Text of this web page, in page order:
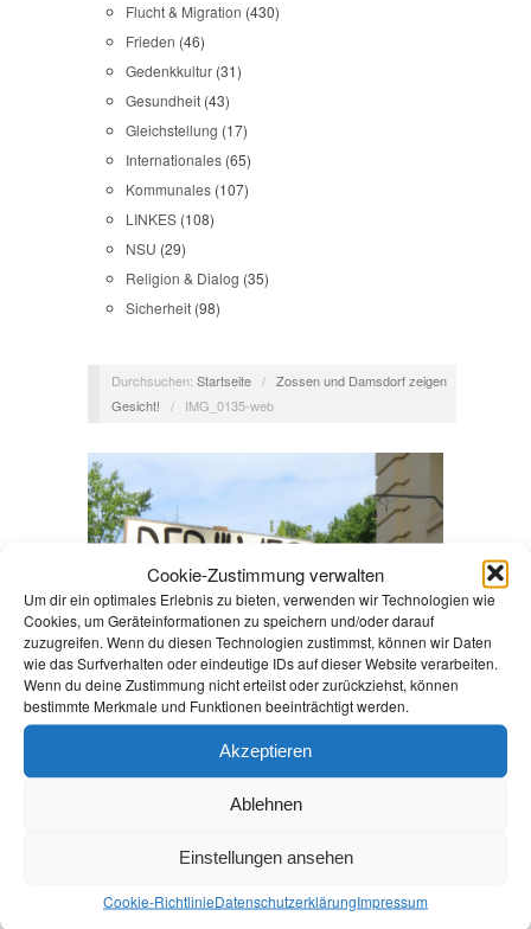
Cookie-Zustimmung verwalten
Um dir ein optimales Erlebnis zu bieten, verwenden wir Technologien wie
Cookies, um Geräteinformationen zu speichern und/oder darauf
zuzugreifen. Wenn du diesen Technologien zustimmst, können wir Daten
wie das Surfverhalten oder eindeutige IDs auf dieser Website verarbeiten.
Wenn du deine Zustimmung nicht erteilst oder zurückziehst, können
bestimmte Merkmale und Funktionen beeinträchtigt werden.
Akzeptieren
Ablehnen
Einstellungen ansehen
Cookie-RichtlinieDatenschutz­erklärungImpressum
Flucht & Migration (430)
Frieden (46)
Gedenkkultur (31)
Gesundheit (43)
Gleichstellung (17)
Internationales (65)
Kommunales (107)
LINKES (108)
NSU (29)
Religion & Dialog (35)
Sicherheit (98)
Durchsuchen: Startseite / Zossen und Damsdorf zeigen
Gesicht!
/ IMG_0135-web